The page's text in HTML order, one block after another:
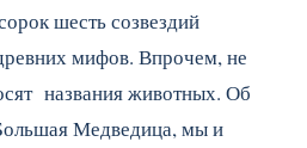
шесть созвездий
мифов. Впрочем, не
названия животных. Об
Медведица, мы и